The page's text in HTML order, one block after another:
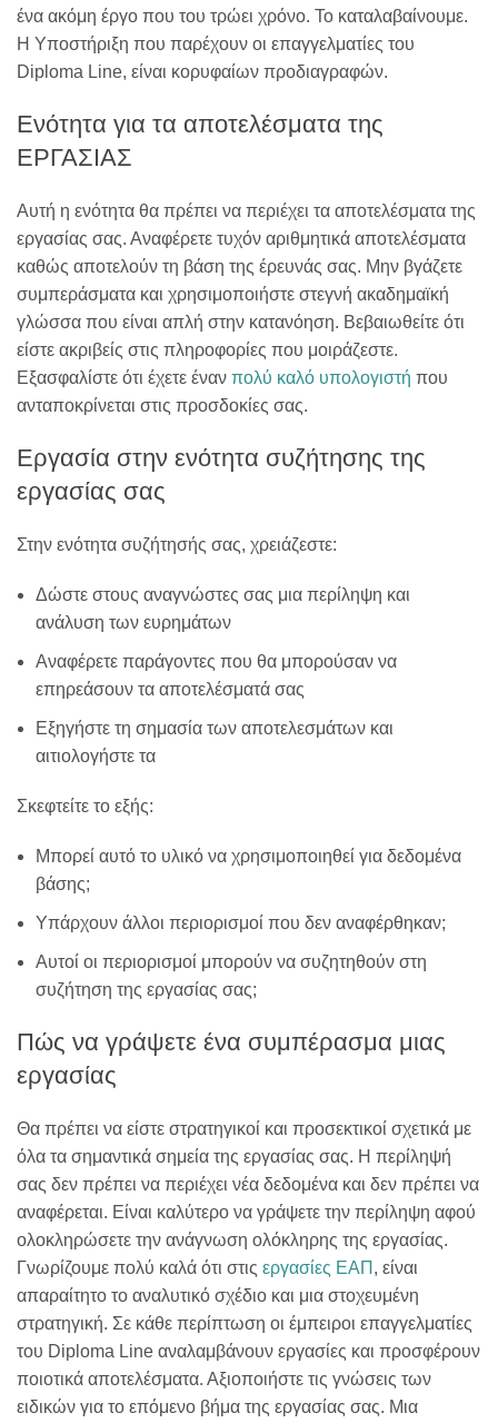
ένα ακόμη έργο που του τρώει χρόνο. Το καταλαβαίνουμε.
Η Υποστήριξη που παρέχουν οι επαγγελματίες του
Diploma Line, είναι κορυφαίων προδιαγραφών.
Ενότητα για τα αποτελέσματα της
ΕΡΓΑΣΙΑΣ
Αυτή η ενότητα θα πρέπει να περιέχει τα αποτελέσματα της
εργασίας σας. Αναφέρετε τυχόν αριθμητικά αποτελέσματα
καθώς αποτελούν τη βάση της έρευνάς σας. Μην βγάζετε
συμπεράσματα και χρησιμοποιήστε στεγνή ακαδημαϊκή
γλώσσα που είναι απλή στην κατανόηση. Βεβαιωθείτε ότι
είστε ακριβείς στις πληροφορίες που μοιράζεστε.
Εξασφαλίστε ότι έχετε έναν πολύ καλό υπολογιστή που
ανταποκρίνεται στις προσδοκίες σας.
Εργασία στην ενότητα συζήτησης της
εργασίας σας
Στην ενότητα συζήτησής σας, χρειάζεστε:
Δώστε στους αναγνώστες σας μια περίληψη και
ανάλυση των ευρημάτων
Αναφέρετε παράγοντες που θα μπορούσαν να
επηρεάσουν τα αποτελέσματά σας
Εξηγήστε τη σημασία των αποτελεσμάτων και
αιτιολογήστε τα
Σκεφτείτε το εξής:
Μπορεί αυτό το υλικό να χρησιμοποιηθεί για δεδομένα
βάσης;
Υπάρχουν άλλοι περιορισμοί που δεν αναφέρθηκαν;
Αυτοί οι περιορισμοί μπορούν να συζητηθούν στη
συζήτηση της εργασίας σας;
Πώς να γράψετε ένα συμπέρασμα μιας
εργασίας
Θα πρέπει να είστε στρατηγικοί και προσεκτικοί σχετικά με
όλα τα σημαντικά σημεία της εργασίας σας. Η περίληψή
σας δεν πρέπει να περιέχει νέα δεδομένα και δεν πρέπει να
αναφέρεται. Είναι καλύτερο να γράψετε την περίληψη αφού
ολοκληρώσετε την ανάγνωση ολόκληρης της εργασίας.
Γνωρίζουμε πολύ καλά ότι στις εργασίες ΕΑΠ , είναι
απαραίτητο το αναλυτικό σχέδιο και μια στοχευμένη
στρατηγική. Σε κάθε περίπτωση οι έμπειροι επαγγελματίες
του Diploma Line αναλαμβάνουν εργασίες και προσφέρουν
ποιοτικά αποτελέσματα. Αξιοποιήστε τις γνώσεις των
ειδικών για το επόμενο βήμα της εργασίας σας. Μια